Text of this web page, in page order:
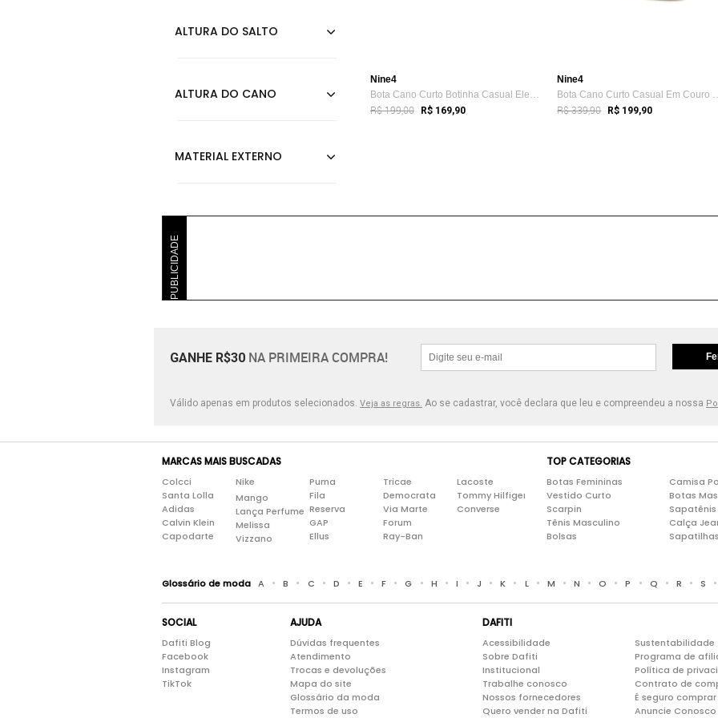
Nine4
Bota Cano Curto Botinha Casual Elegante ...
R$ 199,00 R$ 169,90
Nine4
Bota Cano Curto
R$ 339,90 R$ 199,90
PUBLICIDADE
GANHE R$30 NA PRIMEIRA COMPRA!
Válido apenas em produtos selecionados. Veja as regras. Ao se cadastrar, você declara que leu e compreendeu a nossa
MARCAS MAIS BUSCADAS
Colcci
Santa Lolla
Adidas
Calvin Klein
Capodarte
Nike
Mango
Lança Perfume
Melissa
Vizzano
Puma
Fila
Reserva
GAP
Ellus
Tricae
Democrata
Via Marte
Forum
Ray-Ban
Lacoste
Tommy Hilfiger
Converse
TOP CATEGORIAS
Botas Femininas
Vestido Curto
Scarpin
Tênis Masculino
Bolsas
Camisa
Botas
Sapatênis
Calça
Sapatilhas
Glossário de moda A • B • C • D • E • F • G • H • I • J • K • L • M • N • O • P • Q • R • S •
SOCIAL
Dafiti Blog
Facebook
Instagram
TikTok
AJUDA
Dúvidas frequentes
Atendimento
Trocas e devoluções
Mapa do site
Glossário da moda
Termos de uso
DAFITI
Acessibilidade
Sobre Dafiti
Institucional
Trabalhe conosco
Nossos fornecedores
Quero vender na Dafiti
Sustentabilidade
Programa de
Política de
Contrato de
É seguro
Anuncie Conosco